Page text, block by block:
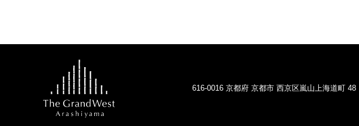
616-0016 京都府 京都市 西京区嵐山上海道町 48